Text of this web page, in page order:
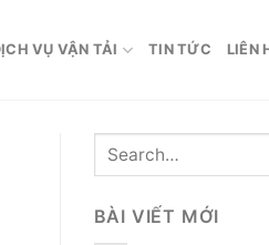
VỤ VẬN TẢI TIN TỨC LIÊN
BÀI VIẾT MỚI